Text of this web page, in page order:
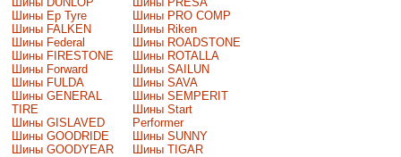
Шины Ep Tyre
Шины FALKEN
Шины Federal
Шины FIRESTONE
Шины Forward
Шины FULDA
Шины GENERAL
TIRE
Шины GISLAVED
Шины GOODRIDE
Шины GOODYEAR
Шины PRO COMP
Шины Riken
Шины ROADSTONE
Шины ROTALLA
Шины SAILUN
Шины SAVA
Шины SEMPERIT
Шины Start
Performer
Шины SUNNY
Шины TIGAR